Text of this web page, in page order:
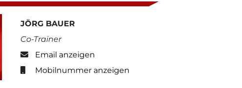
JÖRG BAUER
Co-Trainer
Email anzeigen
Mobilnummer anzeigen